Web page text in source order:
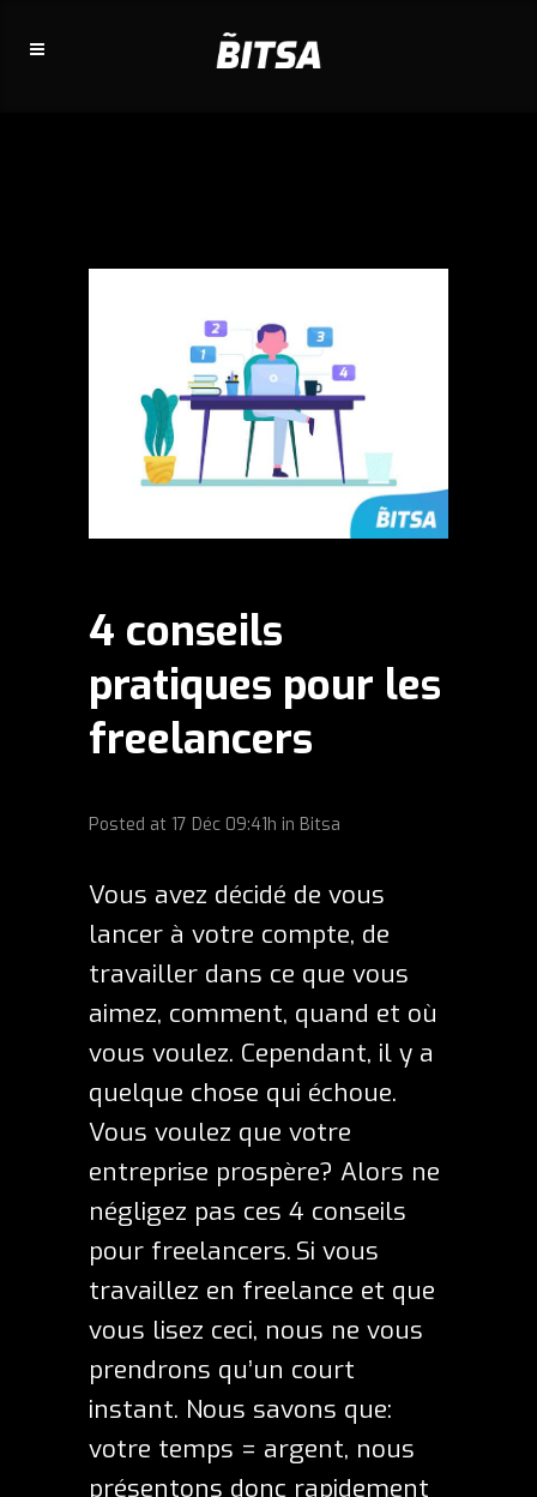
4 conseils
pratiques pour les
freelancers
Posted at 17 Déc 09:41h in Bitsa
Vous avez décidé de vous
lancer à votre compte, de
travailler dans ce que vous
aimez, comment, quand et où
vous voulez. Cependant, il y a
quelque chose qui échoue.
Vous voulez que votre
entreprise prospère? Alors ne
négligez pas ces 4 conseils
pour freelancers. Si vous
travaillez en freelance et que
vous lisez ceci, nous ne vous
prendrons qu’un court
instant. Nous savons que:
votre temps = argent, nous
présentons donc rapidement